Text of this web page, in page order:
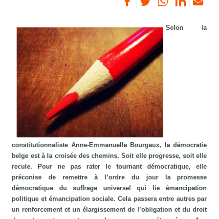
Selon la
constitutionnaliste Anne-Emmanuelle Bourgaux, la démocratie
belge est à la croisée des chemins. Soit elle progresse, soit elle
recule. Pour ne pas rater le tournant démocratique, elle
préconise de remettre à l’ordre du jour la promesse
démocratique du suffrage universel qui lie émancipation
politique et émancipation sociale. Cela passera entre autres par
un renforcement et un élargissement de l’obligation et du droit